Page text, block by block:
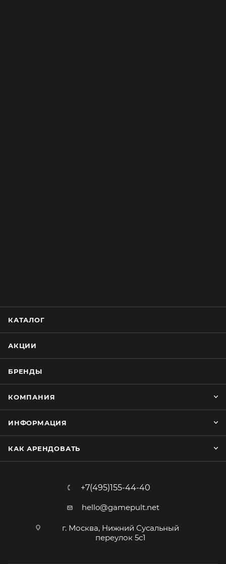
КАТАЛОГ
АКЦИИ
БРЕНДЫ
КОМПАНИЯ
ИНФОРМАЦИЯ
КАК АРЕНДОВАТЬ
+7(495)155-44-40
hello@gamepult.net
г. Москва, Нижний Сусальный
переулок 5с1